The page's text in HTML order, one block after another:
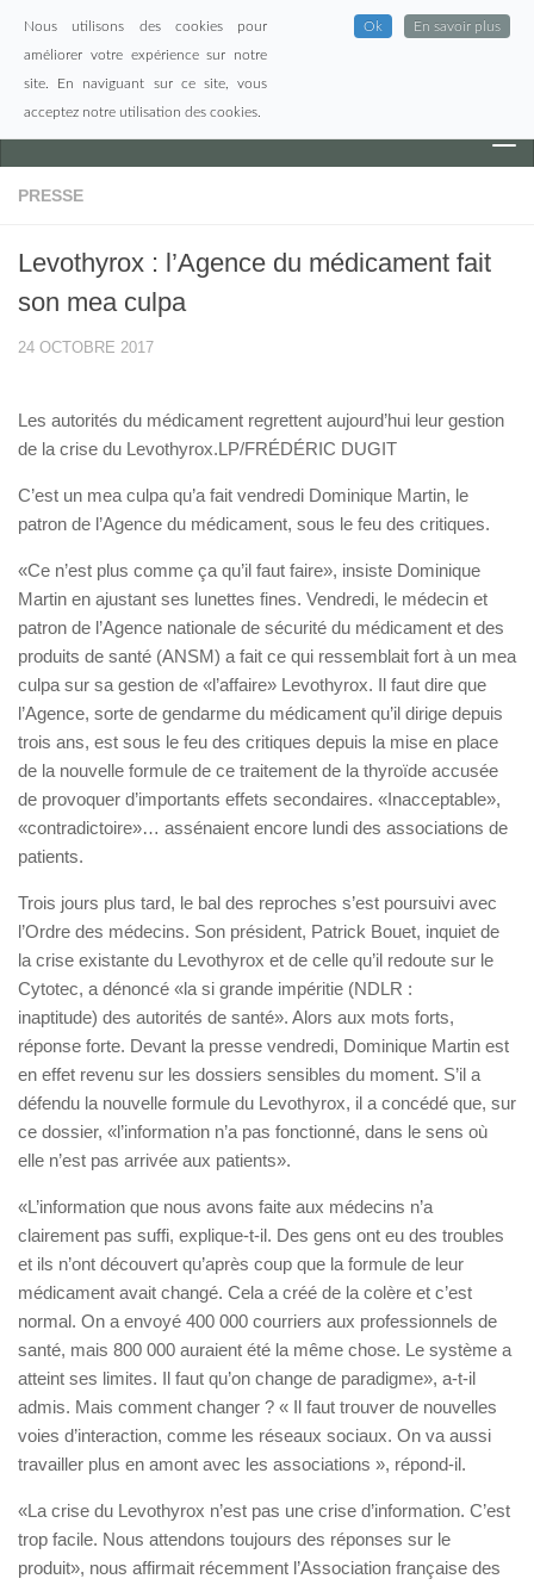
Skip to content
PRESSE
Levothyrox : l’Agence du médicament fait
son mea culpa
24 OCTOBRE 2017
Les autorités du médicament regrettent aujourd’hui leur gestion
de la crise du Levothyrox.LP/FRÉDÉRIC DUGIT
C’est un mea culpa qu’a fait vendredi Dominique Martin, le
patron de l’Agence du médicament, sous le feu des critiques.
«Ce n’est plus comme ça qu’il faut faire», insiste Dominique
Martin en ajustant ses lunettes fines. Vendredi, le médecin et
patron de l’Agence nationale de sécurité du médicament et des
produits de santé (ANSM) a fait ce qui ressemblait fort à un mea
culpa sur sa gestion de «l’affaire» Levothyrox. Il faut dire que
l’Agence, sorte de gendarme du médicament qu’il dirige depuis
trois ans, est sous le feu des critiques depuis la mise en place
de la nouvelle formule de ce traitement de la thyroïde accusée
de provoquer d’importants effets secondaires. «Inacceptable»,
«contradictoire»… assénaient encore lundi des associations de
patients.
Trois jours plus tard, le bal des reproches s’est poursuivi avec
l’Ordre des médecins. Son président, Patrick Bouet, inquiet de
la crise existante du Levothyrox et de celle qu’il redoute sur le
Cytotec, a dénoncé «la si grande impéritie (NDLR :
inaptitude) des autorités de santé». Alors aux mots forts,
réponse forte. Devant la presse vendredi, Dominique Martin est
en effet revenu sur les dossiers sensibles du moment. S’il a
défendu la nouvelle formule du Levothyrox, il a concédé que, sur
ce dossier, «l’information n’a pas fonctionné, dans le sens où
elle n’est pas arrivée aux patients».
«L’information que nous avons faite aux médecins n’a
clairement pas suffi, explique-t-il. Des gens ont eu des troubles
et ils n’ont découvert qu’après coup que la formule de leur
médicament avait changé. Cela a créé de la colère et c’est
normal. On a envoyé 400 000 courriers aux professionnels de
santé, mais 800 000 auraient été la même chose. Le système a
atteint ses limites. Il faut qu’on change de paradigme», a-t-il
admis. Mais comment changer ? « Il faut trouver de nouvelles
voies d’interaction, comme les réseaux sociaux. On va aussi
travailler plus en amont avec les associations », répond-il.
«La crise du Levothyrox n’est pas une crise d’information. C’est
trop facile. Nous attendons toujours des réponses sur le
produit», nous affirmait récemment l’Association française des
Nous utilisons des cookies pour
améliorer votre expérience sur notre
site. En naviguant sur ce site, vous
acceptez notre utilisation des cookies.
Ok En savoir plus